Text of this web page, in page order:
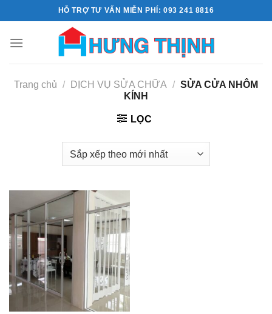
to
content
HỖ TRỢ TƯ VẤN MIỄN PHÍ: 093 241 8816
Trang chủ / DỊCH VỤ SỬA CHỮA / SỬA CỬA NHÔM
KÍNH
LỌC